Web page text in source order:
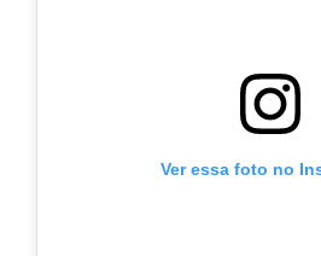
Ver essa foto no